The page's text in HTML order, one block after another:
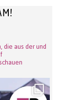
die aus der und